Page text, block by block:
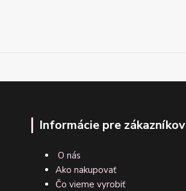
Informácie pre zákazníkov
O nás
Ako nakupovať
Čo vieme vyrobiť